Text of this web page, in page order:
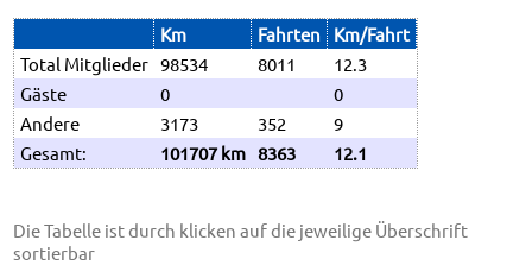
Km Fahrten
Km/Fahrt
Total Mitglieder 98534 8011
12.3
Gäste
0
0
Andere
3173 352
9
Gesamt:
101707 km 8363 12.1
Die Tabelle ist durch klicken auf die jeweilige Überschrift
sortierbar